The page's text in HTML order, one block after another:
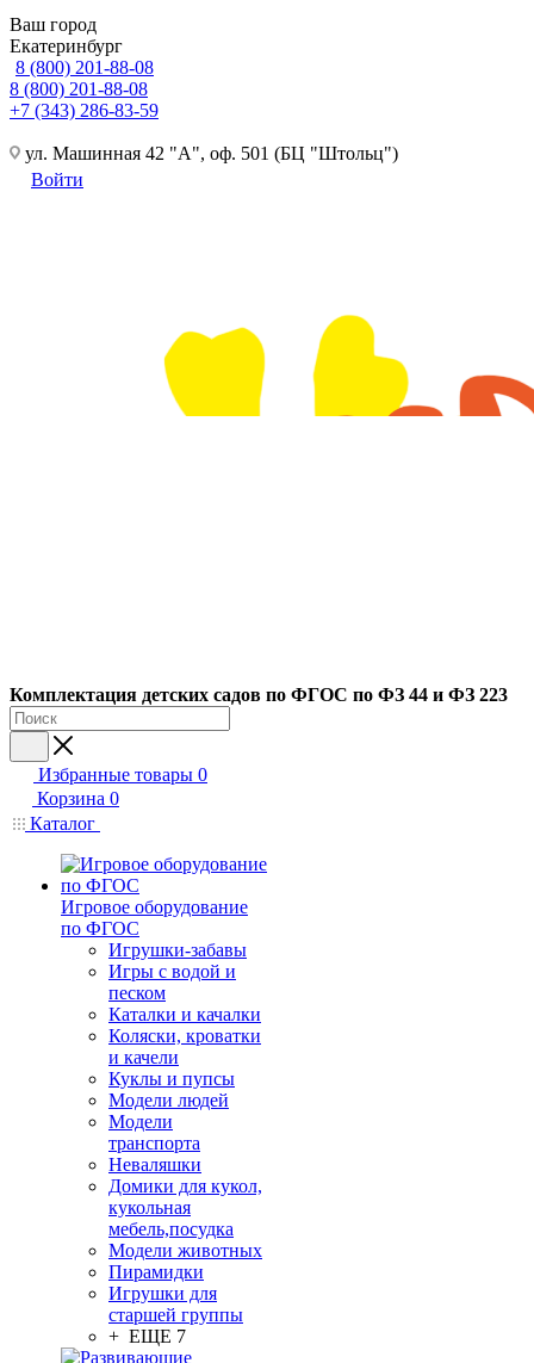
Ваш город
Екатеринбург
8 (800) 201-88-08
8 (800) 201-88-08
+7 (343) 286-83-59
ул. Машинная 42 "А", оф. 501 (БЦ "Штольц")
Войти
Комплектация детских садов по ФГОC по ФЗ 44 и ФЗ 223
Избранные товары 0
Корзина 0
Каталог
Игровое оборудование
по ФГОС
Игрушки-забавы
Игры с водой и
песком
Каталки и качалки
Коляски, кроватки
и качели
Куклы и пупсы
Модели людей
Модели
транспорта
Неваляшки
Домики для кукол,
кукольная
мебель,посудка
Модели животных
Пирамидки
Игрушки для
старшей группы
+ ЕЩЕ 7